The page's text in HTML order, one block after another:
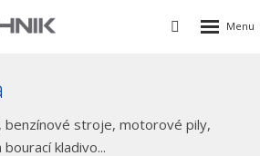
Vyhledávání
Rozbalení
benzínové stroje, motorové pily,
kladivo...